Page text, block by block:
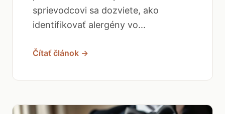
sprievodcovi sa dozviete, ako
identifikovať alergény vo...
Čítať článok →